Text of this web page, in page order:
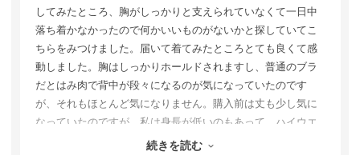
してみたところ、胸がしっかりと支えられていなくて一日中
落ち着かなかったので何かいいものがないかと探していてこ
ちらをみつけました。届いて着てみたところとても良くて感
動しました。胸はしっかりホールドされますし、普通のブラ
だとはみ肉で背中が段々になるのが気になっていたのです
が、それもほとんど気になりません。購入前は丈も少し気に
なっていたのですが、私は身長が低いのもあって、ハイウエ
ストのパンツを履けば手を上げて脇腹が見えてしまっても見
続きを読む